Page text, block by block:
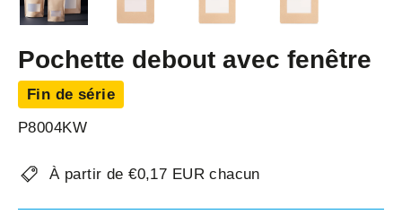
Pochette debout avec fenêtre
Fin de série
P8004KW
À partir de €0,17 EUR chacun